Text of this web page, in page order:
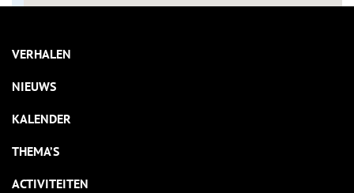
VERHALEN
NIEUWS
KALENDER
THEMA’S
ACTIVITEITEN